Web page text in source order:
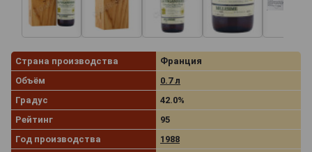
Страна производства
Франция
Объём
0.7 л
Градус
42.0%
Рейтинг
95
Год производства
1988